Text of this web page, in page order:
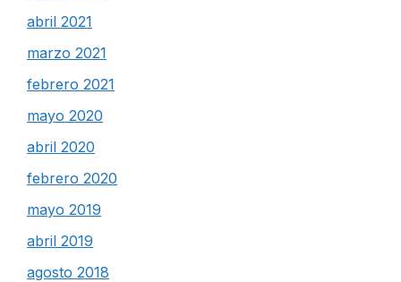
abril 2021
marzo 2021
febrero 2021
mayo 2020
abril 2020
febrero 2020
mayo 2019
abril 2019
agosto 2018